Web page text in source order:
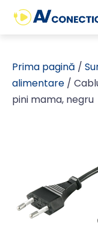
Prima pagină /
alimentare /
pini mama, negru